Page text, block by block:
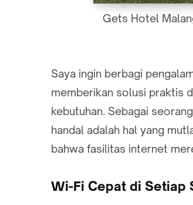
Gets Hotel
Saya ingin berbagi
memberikan solusi praktis
kebutuhan. Sebagai
handal adalah hal yang
bahwa fasilitas internet
Wi-Fi Cepat di Setiap